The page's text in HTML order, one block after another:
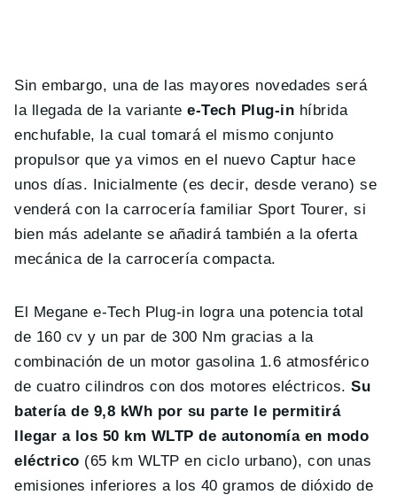
Sin embargo, una de las mayores novedades será
la llegada de la variantee-Tech Plug-in híbrida
enchufable, la cual tomará el mismo conjunto
propulsor que ya vimos en el nuevo Captur hace
unos días. Inicialmente (es decir, desde verano) se
venderá con la carrocería familiar Sport Tourer, si
bien más adelante se añadirá también a la oferta
mecánica de la carrocería compacta.
El Megane e-Tech Plug-in logra una potencia total
de 160 cv y un par de 300 Nm gracias a la
combinación de un motor gasolina 1.6 atmosférico
de cuatro cilindros con dos motores eléctricos.Su
batería de 9,8 kWh por su parte le permitirá
llegar a los 50 km WLTP de autonomía en modo
eléctrico (65 km WLTP en ciclo urbano), con unas
emisiones inferiores a los 40 gramos de dióxido de